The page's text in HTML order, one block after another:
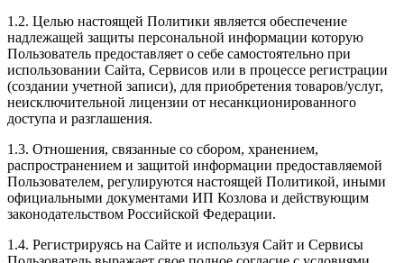
1.2. Целью настоящей Политики является обеспечение
надлежащей защиты персональной информации которую
Пользователь предоставляет о себе самостоятельно при
использовании Сайта, Сервисов или в процессе регистрации
(создании учетной записи), для приобретения товаров/услуг,
неисключительной лицензии от несанкционированного
доступа и разглашения.
1.3. Отношения, связанные со сбором, хранением,
распространением и защитой информации предоставляемой
Пользователем, регулируются настоящей Политикой, иными
официальными документами ИП Козловa и действующим
законодательством Российской Федерации.
1.4. Регистрируясь на Сайте и используя Сайт и Сервисы